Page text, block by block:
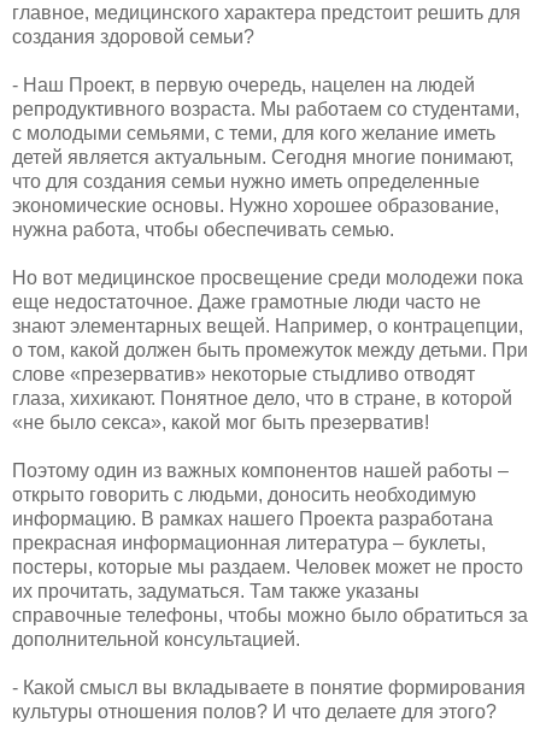
главное, медицинского характера предстоит решить для
создания здоровой семьи?
​- Наш Проект, в первую очередь, нацелен на людей
репродуктивного возраста. Мы работаем со студентами,
с молодыми семьями, с теми, для кого желание иметь
детей является актуальным. Сегодня многие понимают,
что для создания семьи нужно иметь определенные
экономические основы. Нужно хорошее образование,
нужна работа, чтобы обеспечивать семью.
​Но вот медицинское просвещение среди молодежи пока
еще недостаточное. Даже грамотные люди часто не
знают элементарных вещей. Например, о контрацепции,
о том, какой должен быть промежуток между детьми. При
слове «презерватив» некоторые стыдливо отводят
глаза, хихикают. Понятное дело, что в стране, в которой
«не было секса», какой мог быть презерватив!
​Поэтому один из важных компонентов нашей работы –
открыто говорить с людьми, доносить необходимую
информацию. В рамках нашего Проекта разработана
прекрасная информационная литература – буклеты,
постеры, которые мы раздаем. Человек может не просто
их прочитать, задуматься. Там также указаны
справочные телефоны, чтобы можно было обратиться за
дополнительной консультацией.
​- Какой смысл вы вкладываете в понятие формирования
культуры отношения полов? И что делаете для этого?